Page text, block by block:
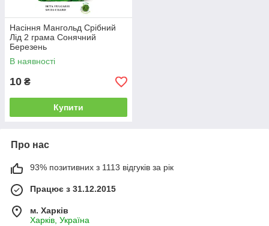
Насіння Мангольд Срібний
Лід 2 грама Сонячний
Березень
В наявності
10 ₴
Купити
Про нас
93% позитивних з 1113 відгуків за рік
Працює з 31.12.2015
м. Харків
Харків, Україна